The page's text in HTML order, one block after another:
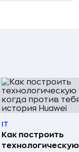
IT
Как построить